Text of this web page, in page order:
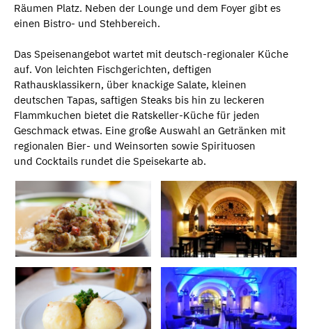
Räumen Platz. Neben der Lounge und dem Foyer gibt es
einen Bistro- und Stehbereich.
Das Speisenangebot wartet mit deutsch-regionaler Küche
auf. Von leichten Fischgerichten, deftigen
Rathausklassikern, über knackige Salate, kleinen
deutschen Tapas, saftigen Steaks bis hin zu leckeren
Flammkuchen bietet die Ratskeller-Küche für jeden
Geschmack etwas. Eine große Auswahl an Getränken mit
regionalen Bier- und Weinsorten sowie Spirituosen
und Cocktails rundet die Speisekarte ab.